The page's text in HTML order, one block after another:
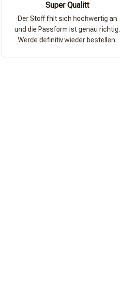
Super Qualitt
Der Stoff fhlt sich hochwertig an
und die Passform ist genau richtig.
Werde definitiv wieder bestellen.